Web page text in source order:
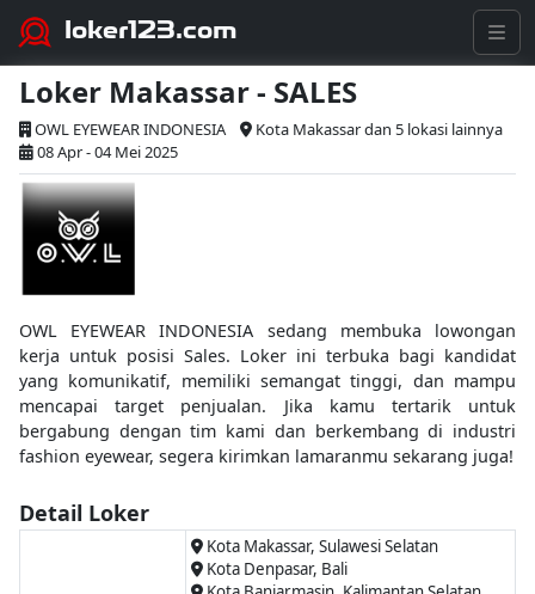
loker123.com
Loker Makassar - SALES
OWL EYEWEAR INDONESIA
Kota Makassar dan 5 lokasi lainnya
08 Apr - 04 Mei 2025
OWL EYEWEAR INDONESIA sedang membuka lowongan
kerja untuk posisi Sales. Loker ini terbuka bagi kandidat
yang komunikatif, memiliki semangat tinggi, dan mampu
mencapai target penjualan. Jika kamu tertarik untuk
bergabung dengan tim kami dan berkembang di industri
fashion eyewear, segera kirimkan lamaranmu sekarang juga!
Detail Loker
Kota Makassar, Sulawesi Selatan
Kota Denpasar, Bali